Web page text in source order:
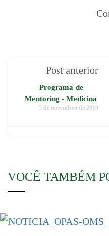
Post anterior
Programa de
Mentoring - Medicina
5 de novembro de 2019
VOCÊ TAMBÉM